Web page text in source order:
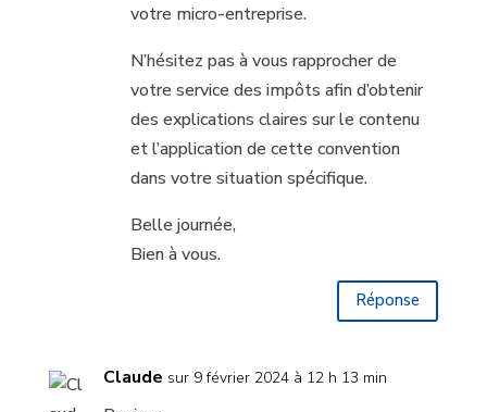
votre micro-entreprise.
N’hésitez pas à vous rapprocher de
votre service des impôts afin d’obtenir
des explications claires sur le contenu
et l’application de cette convention
dans votre situation spécifique.
Belle journée,
Bien à vous.
Réponse
Claude sur 9 février 2024 à 12 h 13 min